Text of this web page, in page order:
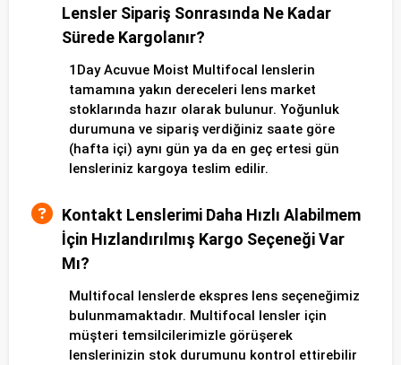
Lensler Sipariş Sonrasında Ne Kadar
Sürede Kargolanır?
1Day Acuvue Moist Multifocal lenslerin
tamamına yakın dereceleri lens market
stoklarında hazır olarak bulunur. Yoğunluk
durumuna ve sipariş verdiğiniz saate göre
(hafta içi) aynı gün ya da en geç ertesi gün
lensleriniz kargoya teslim edilir.
Kontakt Lenslerimi Daha Hızlı Alabilmem
İçin Hızlandırılmış Kargo Seçeneği Var
Mı?
Multifocal lenslerde ekspres lens seçeneğimiz
bulunmamaktadır. Multifocal lensler için
müşteri temsilcilerimizle görüşerek
lenslerinizin stok durumunu kontrol ettirebilir